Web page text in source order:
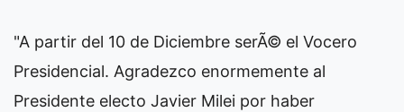
"A partir del 10 de Diciembre serÃ© el Vocero
Presidencial. Agradezco enormemente al
Presidente electo Javier Milei por haber